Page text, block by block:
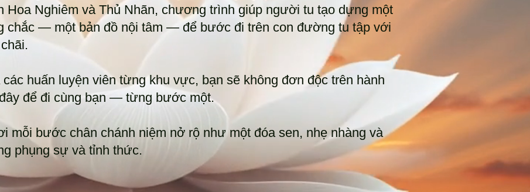
Hoa Nghiêm và Thủ Nhãn, chương trình giúp người tu tạo dựng một
chắc — một bản đồ nội tâm — để bước đi trên con đường tu tập với
huấn luyện viên từng khu vực, bạn sẽ không đơn độc trên hành
để đi cùng bạn — từng bước một.
mỗi bước chân chánh niệm nở rộ như một đóa sen, nhẹ nhàng và
phụng sự và tỉnh thức.